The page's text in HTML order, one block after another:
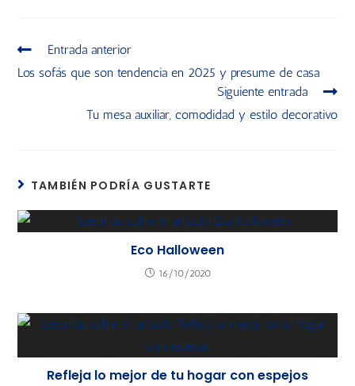
Entrada anterior
Los sofás que son tendencia en 2025 y presume de casa
Siguiente entrada
Tu mesa auxiliar, comodidad y estilo decorativo
TAMBIÉN PODRÍA GUSTARTE
Eco Halloween
16/10/2020
Refleja lo mejor de tu hogar con espejos